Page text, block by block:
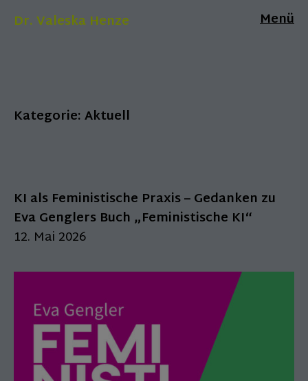
Dr. Valeska Henze Menü
Kategorie:Aktuell
KI als Feministische Praxis – Gedanken zu
Eva Genglers Buch „Feministische KI“
12. Mai 2026